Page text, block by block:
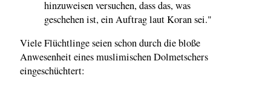
hinzuweisen versuchen, dass das, was
geschehen ist, ein Auftrag laut Koran sei."
Viele Flüchtlinge seien schon durch die bloße
Anwesenheit eines muslimischen Dolmetschers
eingeschüchtert: